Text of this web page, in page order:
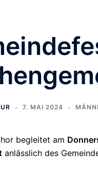
7. MAI 2024
begleitet am
anlässlich des